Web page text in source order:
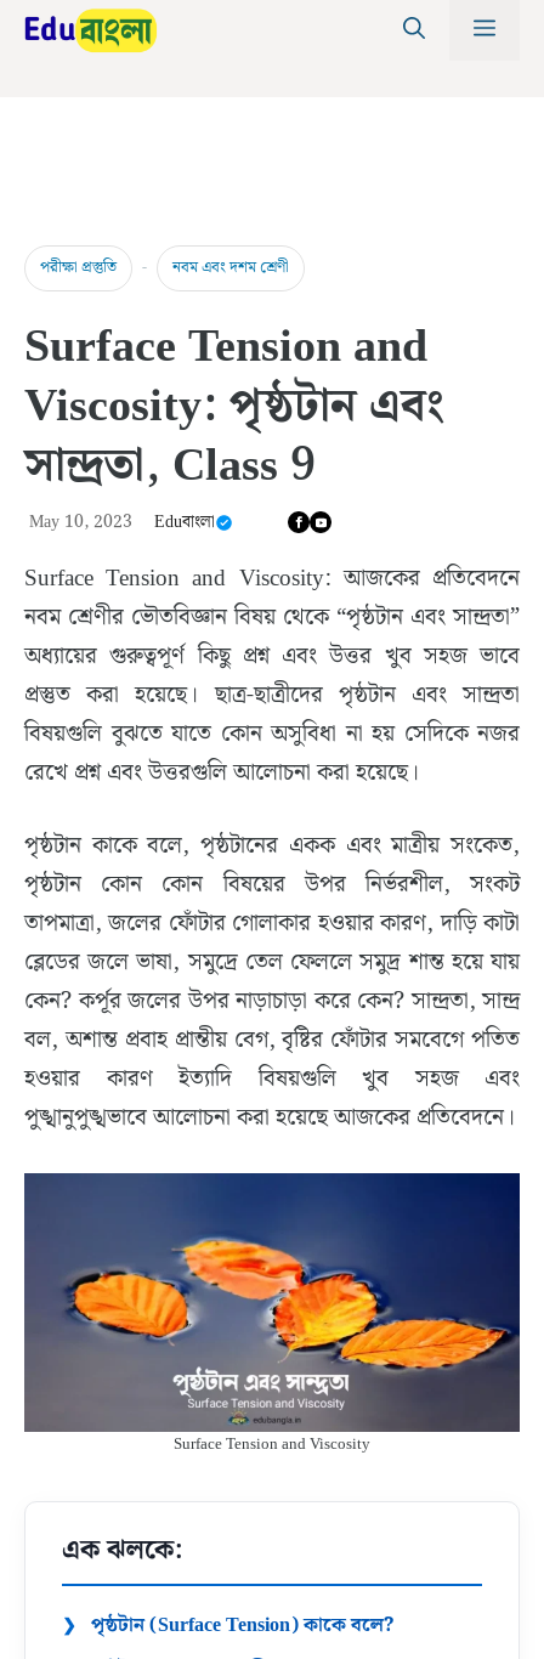
Skip
পরীক্ষা প্রস্তুতি - নবম এবং দশম শ্রেণী
Surface Tension and
Viscosity: পৃষ্ঠটান এবং
সান্দ্রতা, Class 9
May 10, 2023 Eduবাংলা
Surface Tension and Viscosity: আজকের প্রতিবেদনে
নবম শ্রেণীর ভৌতবিজ্ঞান বিষয় থেকে “পৃষ্ঠটান এবং সান্দ্রতা”
অধ্যায়ের গুরুত্বপূর্ণ কিছু প্রশ্ন এবং উত্তর খুব সহজ ভাবে
প্রস্তুত করা হয়েছে। ছাত্র-ছাত্রীদের পৃষ্ঠটান এবং সান্দ্রতা
বিষয়গুলি বুঝতে যাতে কোন অসুবিধা না হয় সেদিকে নজর
রেখে প্রশ্ন এবং উত্তরগুলি আলোচনা করা হয়েছে।
পৃষ্ঠটান কাকে বলে, পৃষ্ঠটানের একক এবং মাত্রীয় সংকেত,
পৃষ্ঠটান কোন কোন বিষয়ের উপর নির্ভরশীল, সংকট
তাপমাত্রা, জলের ফোঁটার গোলাকার হওয়ার কারণ, দাড়ি কাটা
ব্লেডের জলে ভাষা, সমুদ্রে তেল ফেললে সমুদ্র শান্ত হয়ে যায়
কেন? কর্পূর জলের উপর নাড়াচাড়া করে কেন? সান্দ্রতা, সান্দ্র
বল, অশান্ত প্রবাহ প্রান্তীয় বেগ, বৃষ্টির ফোঁটার সমবেগে পতিত
হওয়ার কারণ ইত্যাদি বিষয়গুলি খুব সহজ এবং
পুঙ্খানুপুঙ্খভাবে আলোচনা করা হয়েছে আজকের প্রতিবেদনে।
Surface Tension and Viscosity
এক ঝলকে:
পৃষ্ঠটান (Surface Tension) কাকে বলে?